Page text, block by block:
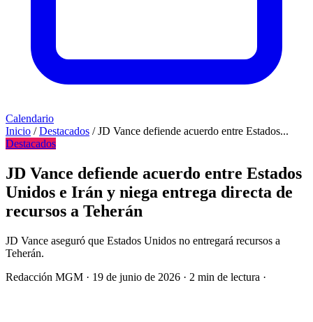
Calendario
Inicio / Destacados / JD Vance defiende acuerdo entre Estados...
Destacados
JD Vance defiende acuerdo entre Estados
Unidos e Irán y niega entrega directa de
recursos a Teherán
JD Vance aseguró que Estados Unidos no entregará recursos a
Teherán.
Redacción MGM · 19 de junio de 2026 · 2 min de lectura ·